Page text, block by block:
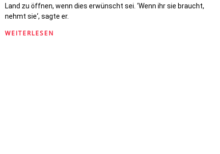
Land zu öffnen, wenn dies erwünscht sei. ‘Wenn ihr sie braucht,
nehmt sie‘, sagte er.
WEITERLESEN